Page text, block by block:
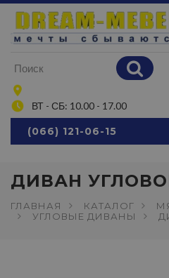
ВТ - СБ: 10.00 - 17.00
(066) 121-06-15
ДИВАН
ГЛАВНАЯ КАТАЛОГ
УГЛОВЫЕ ДИВАНЫ